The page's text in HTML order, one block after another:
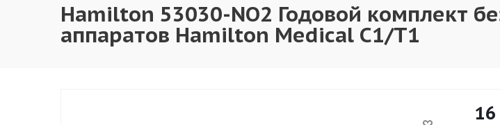
Hamilton 53030-NO2 Годовой комплект
аппаратов Hamilton Medical C1/T1